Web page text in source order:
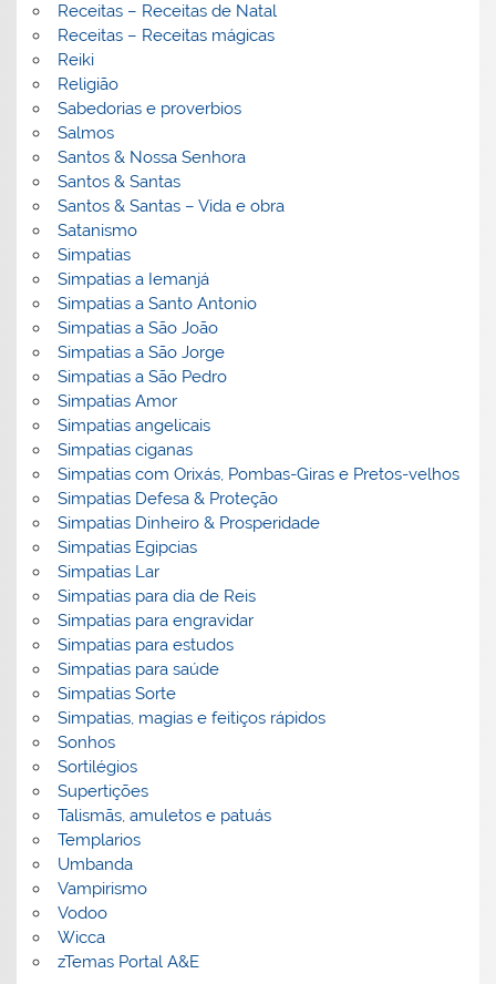
Receitas – Receitas de Natal
Receitas – Receitas mágicas
Reiki
Religião
Sabedorias e proverbios
Salmos
Santos & Nossa Senhora
Santos & Santas
Santos & Santas – Vida e obra
Satanismo
Simpatias
Simpatias a Iemanjá
Simpatias a Santo Antonio
Simpatias a São João
Simpatias a São Jorge
Simpatias a São Pedro
Simpatias Amor
Simpatias angelicais
Simpatias ciganas
Simpatias com Orixás, Pombas-Giras e Pretos-velhos
Simpatias Defesa & Proteção
Simpatias Dinheiro & Prosperidade
Simpatias Egipcias
Simpatias Lar
Simpatias para dia de Reis
Simpatias para engravidar
Simpatias para estudos
Simpatias para saúde
Simpatias Sorte
Simpatias, magias e feitiços rápidos
Sonhos
Sortilégios
Supertições
Talismãs, amuletos e patuás
Templarios
Umbanda
Vampirismo
Vodoo
Wicca
zTemas Portal A&E